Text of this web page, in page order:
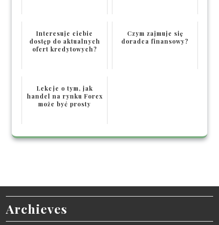
Interesuje ciebie
dostęp do aktualnych
ofert kredytowych?
Czym zajmuje się
doradca finansowy?
Lekcje o tym, jak
handel na rynku Forex
może być prosty
Archieves